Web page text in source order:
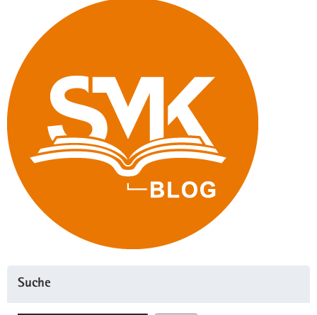
Suche